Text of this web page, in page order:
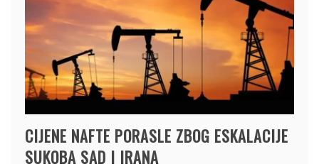
CIJENE NAFTE PORASLE ZBOG ESKALACIJE
SUKOBA SAD I IRANA